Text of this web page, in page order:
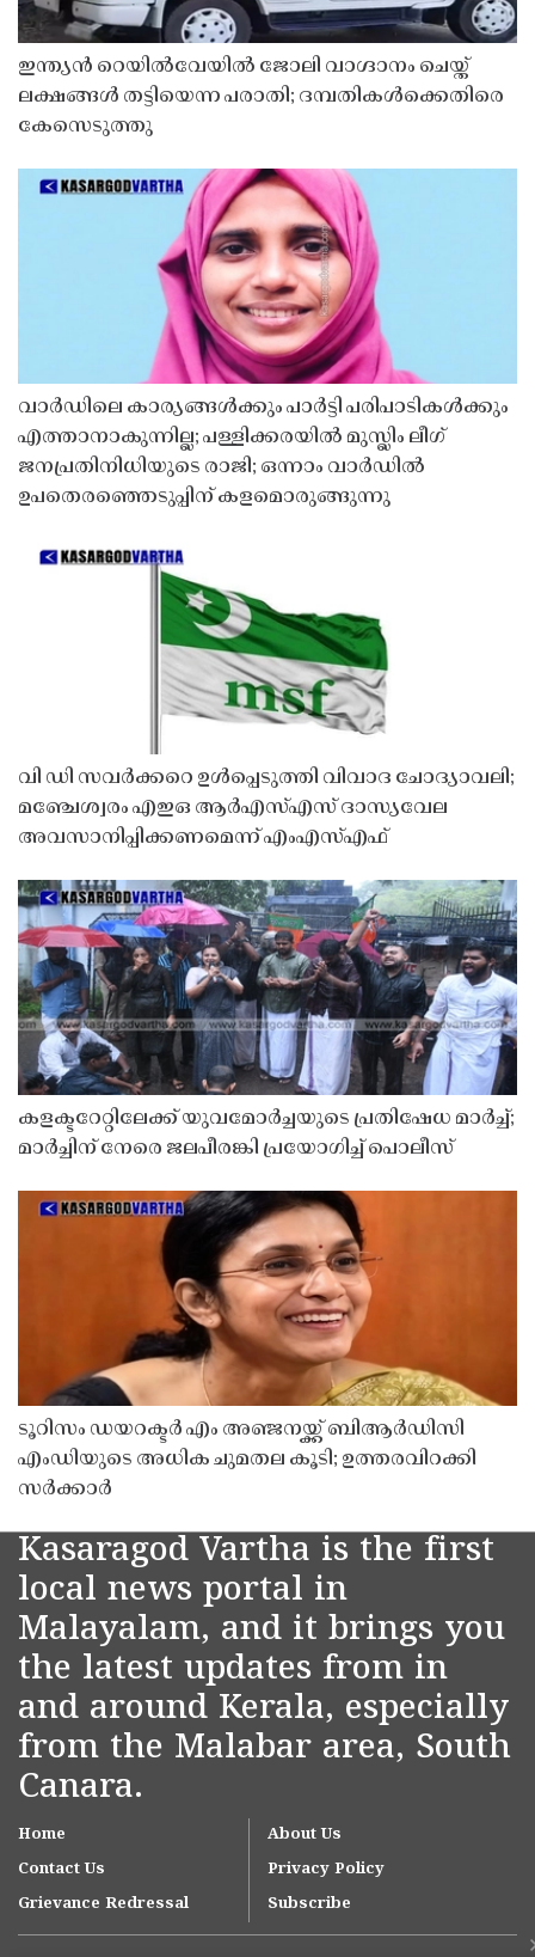
ഇന്ത്യൻ റെയിൽവേയിൽ ജോലി വാഗ്ദാനം ചെയ്ത്
ലക്ഷങ്ങൾ തട്ടിയെന്ന പരാതി; ദമ്പതികൾക്കെതിരെ
കേസെടുത്തു
വാർഡിലെ കാര്യങ്ങൾക്കും പാർട്ടി പരിപാടികൾക്കും
എത്താനാകുന്നില്ല; പള്ളിക്കരയിൽ മുസ്ലിം ലീഗ്
ജനപ്രതിനിധിയുടെ രാജി; ഒന്നാം വാർഡിൽ
ഉപതെരഞ്ഞെടുപ്പിന് കളമൊരുങ്ങുന്നു
വി ഡി സവർക്കറെ ഉൾപ്പെടുത്തി വിവാദ ചോദ്യാവലി;
മഞ്ചേശ്വരം എഇഒ ആർഎസ്എസ് ദാസ്യവേല
അവസാനിപ്പിക്കണമെന്ന് എംഎസ്എഫ്
കളക്ടറേറ്റിലേക്ക് യുവമോർച്ചയുടെ പ്രതിഷേധ മാർച്ച്;
മാർച്ചിന് നേരെ ജലപീരങ്കി പ്രയോഗിച്ച് പൊലീസ്
ടൂറിസം ഡയറക്ടർ എം അഞ്ജനയ്ക്ക് ബിആർഡിസി
എംഡിയുടെ അധിക ചുമതല കൂടി; ഉത്തരവിറക്കി
സർക്കാർ
Kasaragod Vartha is the first
local news portal in
Malayalam, and it brings you
the latest updates from in
and around Kerala, especially
from the Malabar area, South
Canara.
Home
About Us
Contact Us
Privacy Policy
Grievance Redressal
Subscribe